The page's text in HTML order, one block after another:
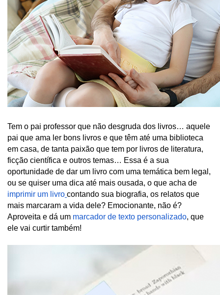
Tem o pai professor que não desgruda dos livros… aquele
pai que ama ler bons livros e que têm até uma biblioteca
em casa, de tanta paixão que tem por livros de literatura,
ficção científica e outros temas… Essa é a sua
oportunidade de dar um livro com uma temática bem legal,
imprimir um livro contando sua biografia, os relatos que
mais marcaram a vida dele? Emocionante, não é?
Aproveita e dá um marcador de texto personalizado, que
ele vai curtir também!